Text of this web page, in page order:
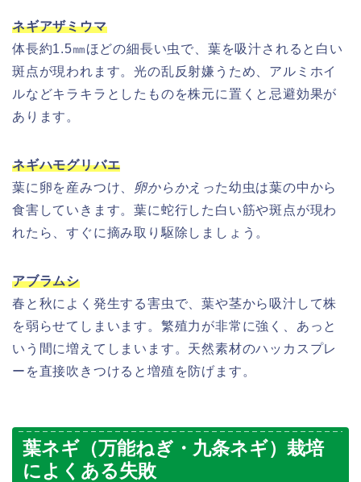
ネギアザミウマ
体長約1.5㎜ほどの細長い虫で、葉を吸汁されると白い
斑点が現われます。光の乱反射嫌うため、アルミホイ
ルなどキラキラとしたものを株元に置くと忌避効果が
あります。
ネギハモグリバエ
葉に卵を産みつけ、
卵からかえった幼虫は葉の中から
食害していきます。葉に蛇行した白い筋や斑点が現わ
れたら、すぐに摘み取り駆除しましょう。
アブラムシ
春と秋によく発生する害虫で、葉や茎から吸汁して株
を弱らせてしまいます。繁殖力が非常に強く、あっと
いう間に増えてしまいます。天然素材のハッカスプレ
ーを直接吹きつけると増殖を防げます。
葉ネギ（万能ねぎ・九条ネギ）栽培
によくある失敗